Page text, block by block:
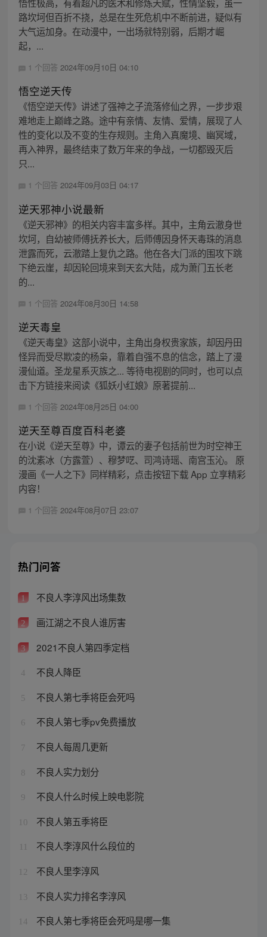
路坎坷但百折不挠，总是在生死危机中不断前进，疑似有
大气运加身。在动漫中，一出场就特别弱，后期才崛
起，...
1 个回答 2024年09月10日 04:10
悟空逆天传
《悟空逆天传》讲述了强神之子流落修仙之界，一步步艰
难地走上巅峰之路。途中有亲情、友情、爱情，展现了人
性的变化以及不变的生存规则。主角入真魔境、幽冥域，
再入神界，最终结束了数万年来的争战，一切都毁灭后
只...
1 个回答 2024年09月03日 04:17
逆天邪神小说最新
《逆天邪神》的相关内容丰富多样。其中，主角云澈身世
坎坷，自幼被师傅抚养长大，后师傅因身怀天毒珠的消息
泄露而死，云澈踏上复仇之路。他在各大门派的围攻下跳
下绝云崖，却因轮回境来到天玄大陆，成为萧门五长老
的...
1 个回答 2024年08月30日 14:58
逆天毒皇
《逆天毒皇》这部小说中，主角出身权贵家族，却因丹田
怪异而受尽欺凌的杨枭，靠着自强不息的信念，踏上了漫
漫仙道。圣龙星系灭族之... 等待电视剧的同时，也可以点
击下方链接来阅读《狐妖小红娘》原著提前...
1 个回答 2024年08月25日 04:00
逆天至尊百度百科老婆
在小说《逆天至尊》中，谭云的妻子包括前世为时空神王
的沈素冰（方露萱）、穆梦呓、司鸿诗瑶、南宫玉沁。 原
漫画《一人之下》同样精彩，点击按钮下载 App 立享精彩
内容！
1 个回答 2024年08月07日 23:07
热门问答
1 不良人李淳风出场集数
2 画江湖之不良人谁厉害
3 2021不良人第四季定档
4 不良人降臣
5 不良人第七季将臣会死吗
6 不良人第七季pv免费播放
7 不良人每周几更新
8 不良人实力划分
9 不良人什么时候上映电影院
10 不良人第五季将臣
不良人李淳风什么段位的
12 不良人里李淳风
13 不良人实力排名李淳风
14 不良人第七季将臣会死吗是哪一集